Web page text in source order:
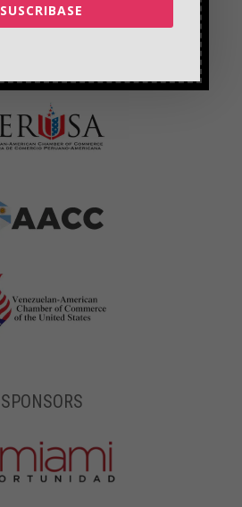
SPONSORS
SUSCRIBASE